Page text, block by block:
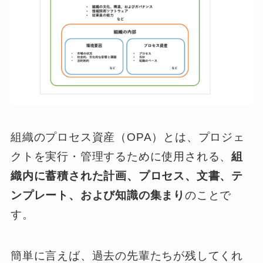
組織のプロセス資産（OPA）とは、プロジェ
クトを実行・管理するために使用される、組
織内に蓄積された計画、プロセス、文書、テ
ンプレート、および知識の集まりのことで
す。
簡単に言えば、過去の先輩たちが残してくれ